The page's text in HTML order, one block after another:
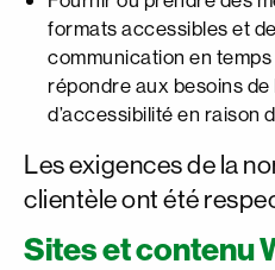
formats accessibles et
communication en
répondre aux besoins
d’accessibilité en raison
Les exigences de la
clientèle ont été
Sites et contenu